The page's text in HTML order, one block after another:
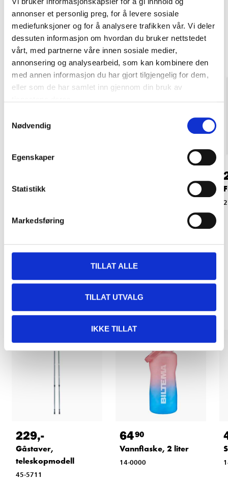
annonser et personlig preg, for å levere sosiale
mediefunksjoner og for å analysere trafikken vår. Vi deler
dessuten informasjon om hvordan du bruker nettstedet
vårt, med partnerne våre innen sosiale medier,
annonsering og analysearbeid, som kan kombinere den
med annen informasjon du har gjort tilgjengelig for dem,
eller som de har samlet inn gjennom din bruk av
Nødvendig
Egenskaper
Statistikk
Markedsføring
TILLAT ALLE
TILLAT UTVALG
IKKE TILLAT
Andre kunder har også kjøpt
Flaskeholder, plast
Relaterte produkter
229,-
Gåstaver,
teleskopmodell
45-5711
6490
Vannflaske, 2 liter
14-0000